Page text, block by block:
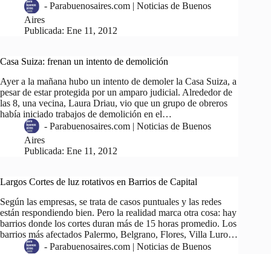
- Parabuenosaires.com | Noticias de Buenos
Aires
Publicada: Ene 11, 2012
Casa Suiza: frenan un intento de demolición
Ayer a la mañana hubo un intento de demoler la Casa Suiza, a
pesar de estar protegida por un amparo judicial. Alrededor de
las 8, una vecina, Laura Driau, vio que un grupo de obreros
había iniciado trabajos de demolición en el…
- Parabuenosaires.com | Noticias de Buenos
Aires
Publicada: Ene 11, 2012
Largos Cortes de luz rotativos en Barrios de Capital
Según las empresas, se trata de casos puntuales y las redes
están respondiendo bien. Pero la realidad marca otra cosa: hay
barrios donde los cortes duran más de 15 horas promedio. Los
barrios más afectados Palermo, Belgrano, Flores, Villa Luro…
- Parabuenosaires.com | Noticias de Buenos